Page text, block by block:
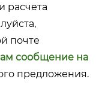
расчета
почте
сообщение на
предложения.